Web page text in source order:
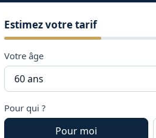
Estimez votre tarif
Votre âge
Pour qui ?
Pour moi